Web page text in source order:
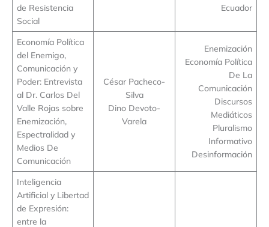
de Resistencia
Social
Ecuador
Economía Política
del Enemigo,
Comunicación y
Poder: Entrevista
al Dr. Carlos Del
Valle Rojas sobre
Enemización,
Espectralidad y
Medios De
Comunicación
César Pacheco-
Silva
Dino Devoto-
Varela
Enemización
Economía Política
De La
Comunicación
Discursos
Mediáticos
Pluralismo
Informativo
Desinformación
Inteligencia
Artificial y Libertad
de Expresión:
entre la